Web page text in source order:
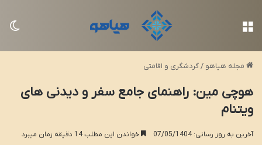
مجله هیاهو /گردشگری و اقامتی
هوچی مین: راهنمای جامع سفر و دیدنی های
ویتنام
آخرین به روز رسانی: 07/05/1404 خواندن این مطلب 14 دقیقه زمان میبرد